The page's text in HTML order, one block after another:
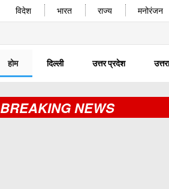
विदेश भारत राज्य मनोरंजन
होम दिल्ली उत्तर प्रदेश
BREAKING NEWS